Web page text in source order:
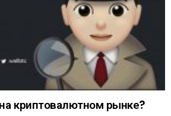
криптовалютном рынке?